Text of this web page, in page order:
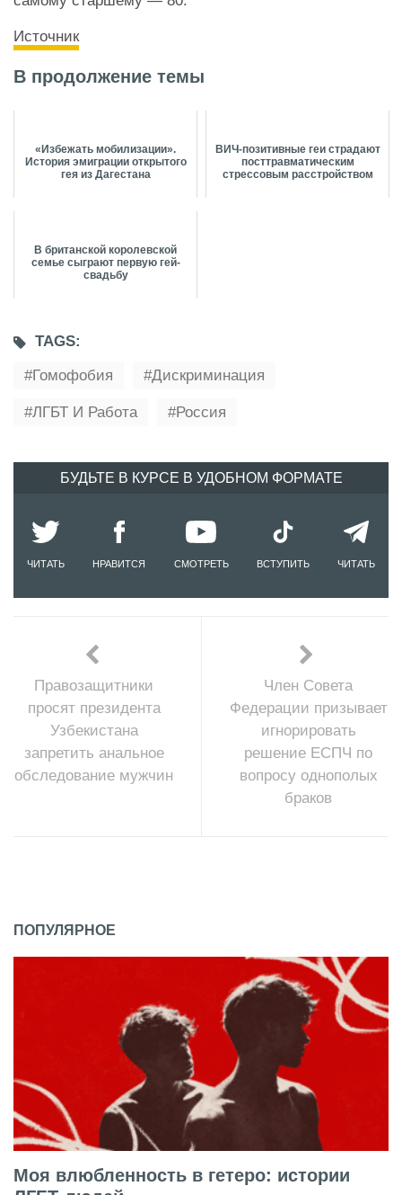
Источник
В продолжение темы
«Избежать мобилизации».
История эмиграции открытого
гея из Дагестана
ВИЧ-позитивные геи страдают
посттравматическим
стрессовым расстройством
В британской королевской
семье сыграют первую гей-
свадьбу
TAGS:
Гомофобия
Дискриминация
ЛГБТ И Работа Россия
БУДЬТЕ В КУРСЕ В УДОБНОМ ФОРМАТЕ
ЧИТАТЬ НРАВИТСЯ СМОТРЕТЬ ВСТУПИТЬ ЧИТАТЬ
Правозащитники
просят президента
Узбекистана
запретить анальное
обследование мужчин
Член Совета
Федерации призывает
игнорировать
решение ЕСПЧ по
вопросу однополых
браков
ПОПУЛЯРНОЕ
Моя влюбленность в гетеро: истории